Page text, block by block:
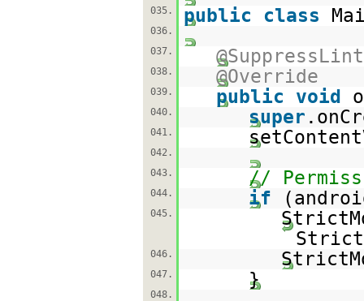
035.
public class
036.
037.
@SuppressLint
038. @Override
039. public void
040. super
041.
042.
043.
//
044. if
045.
046.
047. }
048.